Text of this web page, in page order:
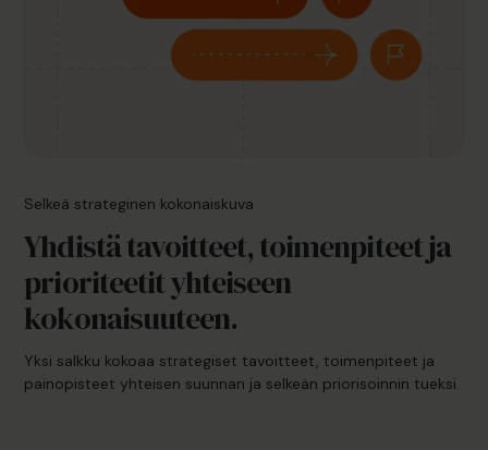
Selkeä strateginen kokonaiskuva
Yhdistä tavoitteet, toimenpiteet ja
prioriteetit yhteiseen
kokonaisuuteen.
Yksi salkku kokoaa strategiset tavoitteet, toimenpiteet ja
painopisteet yhteisen suunnan ja selkeän priorisoinnin tueksi.